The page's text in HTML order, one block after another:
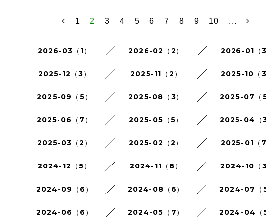
1 2 3 4 5 6 7 8 9 10 ...
2026-03（1） 2026-02（2） 2026-01（3
2025-12（3） 2025-11（2） 2025-10（3
2025-09（5） 2025-08（3） 2025-07（5
2025-06（7） 2025-05（5） 2025-04（3
2025-03（2） 2025-02（2） 2025-01（7
2024-12（5） 2024-11（8） 2024-10（3
2024-09（6） 2024-08（6） 2024-07（5
2024-06（6） 2024-05（7） 2024-04（5